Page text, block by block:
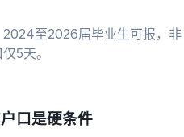
至2026届毕业生可报，非
5天。
口是硬条件